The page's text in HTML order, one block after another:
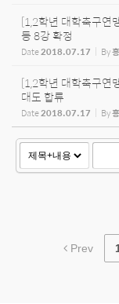
[1,2학년 대학축구연
등 8강 확정
Date2018.07.17 By
[1,2학년 대학축구연
대도 합류
Date2018.07.17 By
Prev